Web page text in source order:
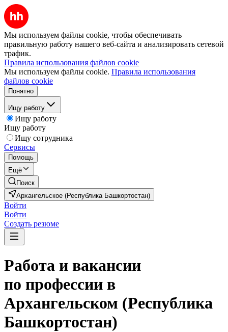
Мы используем файлы cookie, чтобы обеспечивать
правильную работу нашего веб-сайта и анализировать сетевой
трафик.
Правила использования файлов cookie
Мы используем файлы cookie. Правила использования
файлов cookie
Понятно
Ищу работу
Ищу работу
Ищу работу
Ищу сотрудника
Сервисы
Помощь
Ещё
Поиск
Архангельское (Республика Башкортостан)
Войти
Войти
Создать резюме
Работа и вакансии
по профессии в
Архангельском (Республика
Башкортостан)